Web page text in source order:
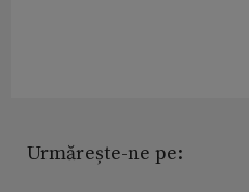
Urmărește-ne pe: